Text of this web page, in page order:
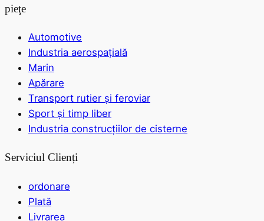
pieţe
Automotive
Industria aerospațială
Marin
Apărare
Transport rutier și feroviar
Sport și timp liber
Industria construcțiilor de cisterne
Serviciul Clienți
ordonare
Plată
Livrarea